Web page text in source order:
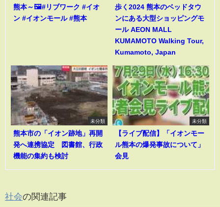
熊本～🖼️#リブワーク #イオ
ン #イオンモール #熊本
歩く2024 熊本のベッドタウ
ンにある大型ショッピングモ
ール AEON MALL
KUMAMOTO Walking Tour,
Kumamoto, Japan
未分類
熊本市の「イオン跡地」再開
発へ連携協定 図書館、行政
機能の集約も検討
未分類
【ライブ配信】「イオンモー
ル熊本の爆発事故について」
会見
社会の関連記事